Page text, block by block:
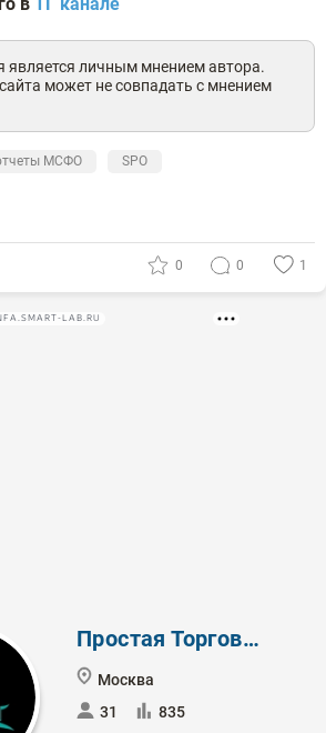
является личным мнением автора.
может не совпадать с мнением
МСФО SPO
0 0 1
LAB.RU
Простая Торговля
Москва
31
835